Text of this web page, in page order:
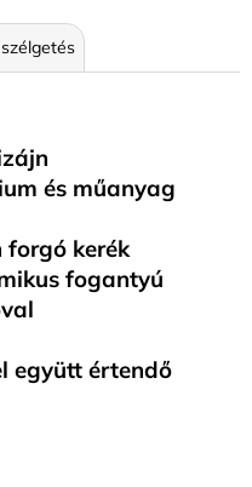
és műanyag
forgó kerék
fogantyú
együtt értendő